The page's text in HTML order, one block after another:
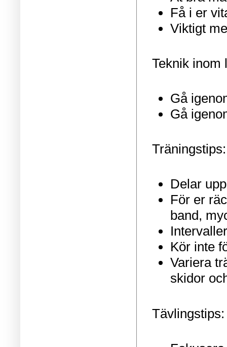
Få i er
Viktigt
Teknik inom
Gå
Gå
Träningstips:
Delar
För er
band,
Kör inte
Variera
skidor
Tävlingstips: